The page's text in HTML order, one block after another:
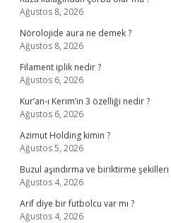
Ağustos 8, 2026
Nörolojide aura ne demek ?
Ağustos 8, 2026
Filament iplik nedir ?
Ağustos 6, 2026
Kur’an-ı Kerim’in 3 özelliği nedir ?
Ağustos 6, 2026
Azimut Holding kimin ?
Ağustos 5, 2026
Buzul aşındırma ve biriktirme
Ağustos 4, 2026
Arif diye bir futbolcu var mı ?
Ağustos 4, 2026